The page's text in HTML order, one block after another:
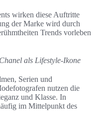
wirken diese Auftritte
der Marke wird durch
Trends vorleben
als Lifestyle-Ikone
Serien und
nutzen die
und Klasse. In
im Mittelpunkt des